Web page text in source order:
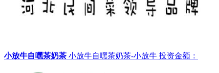
小放牛自嘿茶奶茶 小放牛自嘿茶奶茶-小放牛 投资金额：